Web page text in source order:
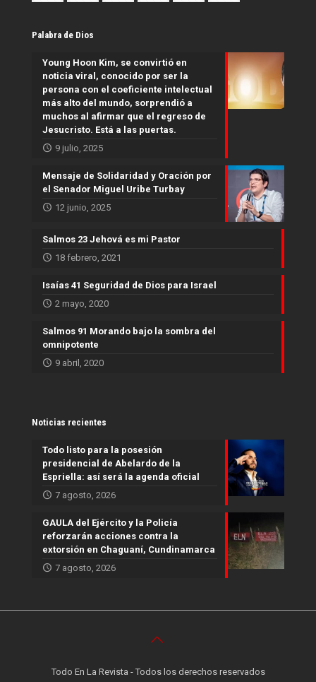
Palabra de Dios
Young Hoon Kim, se convirtió en
noticia viral, conocido por ser la
persona con el coeficiente intelectual
más alto del mundo, sorprendió a
muchos al afirmar que el regreso de
Jesucristo. Está a las puertas.
9 julio, 2025
Mensaje de Solidaridad y Oración por
el Senador Miguel Uribe Turbay
12 junio, 2025
Salmos 23 Jehová es mi Pastor
18 febrero, 2021
Isaías 41 Seguridad de Dios para Israel
2 mayo, 2020
Salmos 91 Morando bajo la sombra del
omnipotente
9 abril, 2020
Noticias recientes
Todo listo para la posesión
presidencial de Abelardo de la
Espriella: así será la agenda oficial
7 agosto, 2026
GAULA del Ejército y la Policía
reforzarán acciones contra la
extorsión en Chaguaní, Cundinamarca
7 agosto, 2026
Todo En La Revista - Todos los derechos reservados